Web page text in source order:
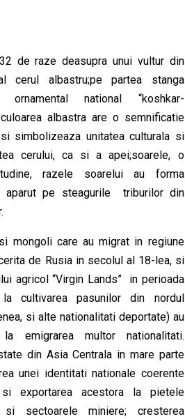
de raze deasupra unui vultur din
cerul albastru;pe partea stanga
national “koshkar-
albastra are o semnificatie
simbolizeaza unitatea culturala si
cerului, ca si a apei;soarele, o
razele soarelui au forma
aparut pe steagurile triburilor din
mongoli care au migrat in regiune
de Rusia in secolul al 18-lea, si
agricol “Virgin Lands” in perioada
pasunilor din nordul
si alte nationalitati deportate) au
emigrarea multor nationalitati.
din Asia Centrala in mare parte
unei identitati nationale coerente
exportarea acestora la pietele
sectoarele miniere; cresterea